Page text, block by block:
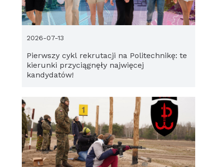
Pierwszy cykl rekrutacji na Politechnikę: te
kierunki przyciągnęły najwięcej
kandydatów!
2026-07-13